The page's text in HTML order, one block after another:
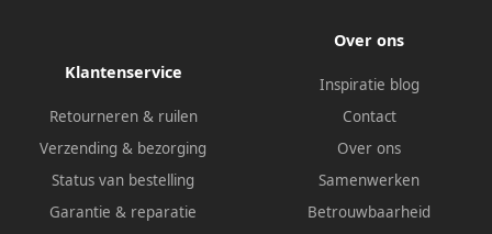
Klantenservice
Retourneren & ruilen
Verzending & bezorging
Status van bestelling
Garantie & reparatie
Over ons
Inspiratie blog
Contact
Over ons
Samenwerken
Betrouwbaarheid